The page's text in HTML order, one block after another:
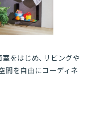
をはじめ、リビングや
間を自由にコーディネ